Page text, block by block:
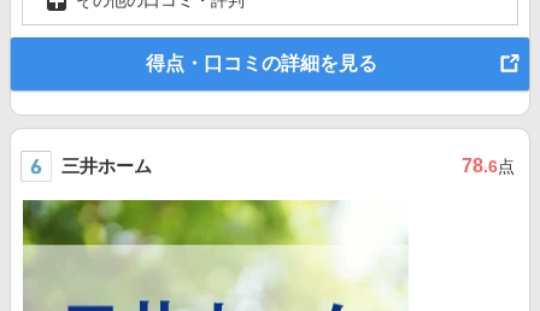
得点・口コミの詳細を見る
三井ホーム 78.6点